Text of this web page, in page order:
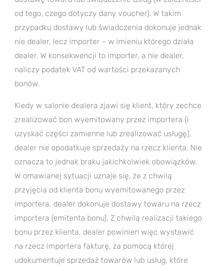
od tego, czego dotyczy dany voucher). W takim
przypadku dostawy lub świadczenia dokonuje jednak
nie dealer, lecz importer – w imieniu którego działa
dealer. W konsekwencji to importer, a nie dealer,
naliczy podatek VAT od wartości przekazanych
bonów.
Kiedy w salonie dealera zjawi się klient, który zechce
zrealizować bon wyemitowany przez importera (i
uzyskać części zamienne lub zrealizować usługę),
dealer nie opodatkuje sprzedaży na rzecz klienta. Nie
oznacza to jednak braku jakichkolwiek obowiązków.
W omawianej sytuacji uznaje się, że z chwilą
przyjęcia od klienta bonu wyemitowanego przez
importera, dealer dokonuje dostawy towaru na rzecz
importera (emitenta bonu). Z chwilą realizacji takiego
bonu przez klienta, dealer powinien więc wystawić
na rzecz importera fakturę, za pomocą której
udokumentuje sprzedaż towarów lub usług, które